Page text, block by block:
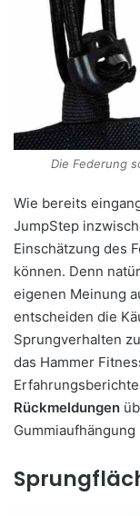
Die Federung
Wie bereits
JumpStep
Einschätzung des
können. Denn
eigenen Meinung
entscheiden die
Sprungverhalten
das Hammer
Rückmeldungen